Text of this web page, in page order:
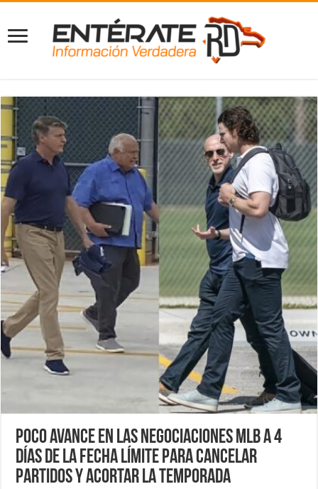
Poco avance en las negociaciones MLB a 4
días de la fecha límite para cancelar
partidos y acortar la temporada